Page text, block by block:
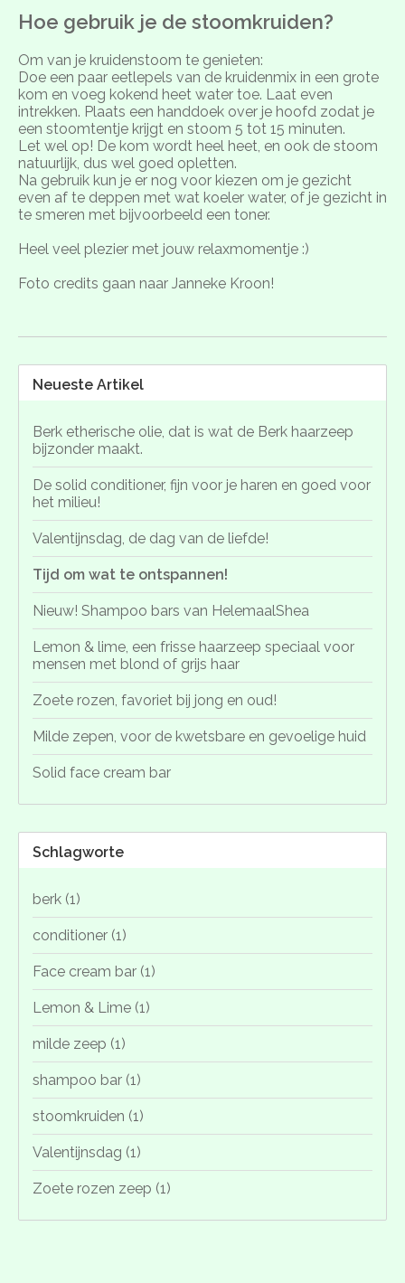
Hoe gebruik je de stoomkruiden?
Om van je kruidenstoom te genieten:
Doe een paar eetlepels van de kruidenmix in een grote
kom en voeg kokend heet water toe. Laat even
intrekken. Plaats een handdoek over je hoofd zodat je
een stoomtentje krijgt en stoom 5 tot 15 minuten.
Let wel op! De kom wordt heel heet, en ook de stoom
natuurlijk, dus wel goed opletten.
Na gebruik kun je er nog voor kiezen om je gezicht
even af te deppen met wat koeler water, of je gezicht in
te smeren met bijvoorbeeld een toner.
Heel veel plezier met jouw relaxmomentje :)
Foto credits gaan naar Janneke Kroon!
Neueste Artikel
Berk etherische olie, dat is wat de Berk haarzeep
bijzonder maakt.
De solid conditioner, fijn voor je haren en goed voor
het milieu!
Valentijnsdag, de dag van de liefde!
Tijd om wat te ontspannen!
Nieuw! Shampoo bars van HelemaalShea
Lemon & lime, een frisse haarzeep speciaal voor
mensen met blond of grijs haar
Zoete rozen, favoriet bij jong en oud!
Milde zepen, voor de kwetsbare en gevoelige huid
Solid face cream bar
Schlagworte
berk (1)
conditioner (1)
Face cream bar (1)
Lemon & Lime (1)
milde zeep (1)
shampoo bar (1)
stoomkruiden (1)
Valentijnsdag (1)
Zoete rozen zeep (1)